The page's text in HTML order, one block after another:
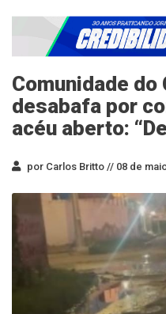
Comunidade do
desabafa por
acéu aberto:
por Carlos Britto // 08 de